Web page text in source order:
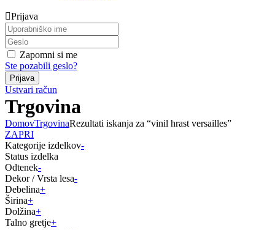
Prijava
Zapomni si me
Ste pozabili geslo?
Ustvari račun
Trgovina
DomovTrgovinaRezultati iskanja za “vinil hrast versailles”
ZAPRI
Kategorije izdelkov-
Status izdelka
Odtenek-
Dekor / Vrsta lesa-
Debelina+
Širina+
Dolžina+
Talno gretje+